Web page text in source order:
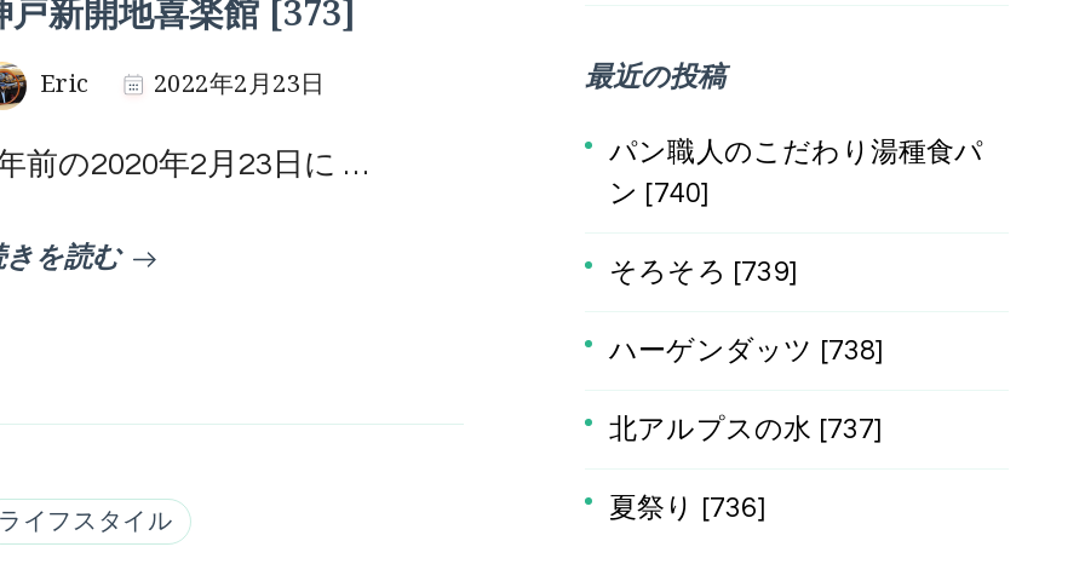
戸新開地喜楽館 [373]
Eric 2022年2月23日
前の2020年2月23日に …
を読む
イフスタイル
最近の投稿
パン職人のこだわり湯種食パ
ン [740]
そろそろ [739]
ハーゲンダッツ [738]
北アルプスの水 [737]
夏祭り [736]